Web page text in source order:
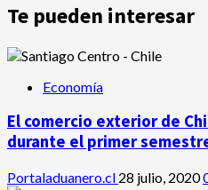
Te pueden interesar
Economía
El comercio exterior de
durante el primer
Portaladuanero.cl 28 julio, 2020